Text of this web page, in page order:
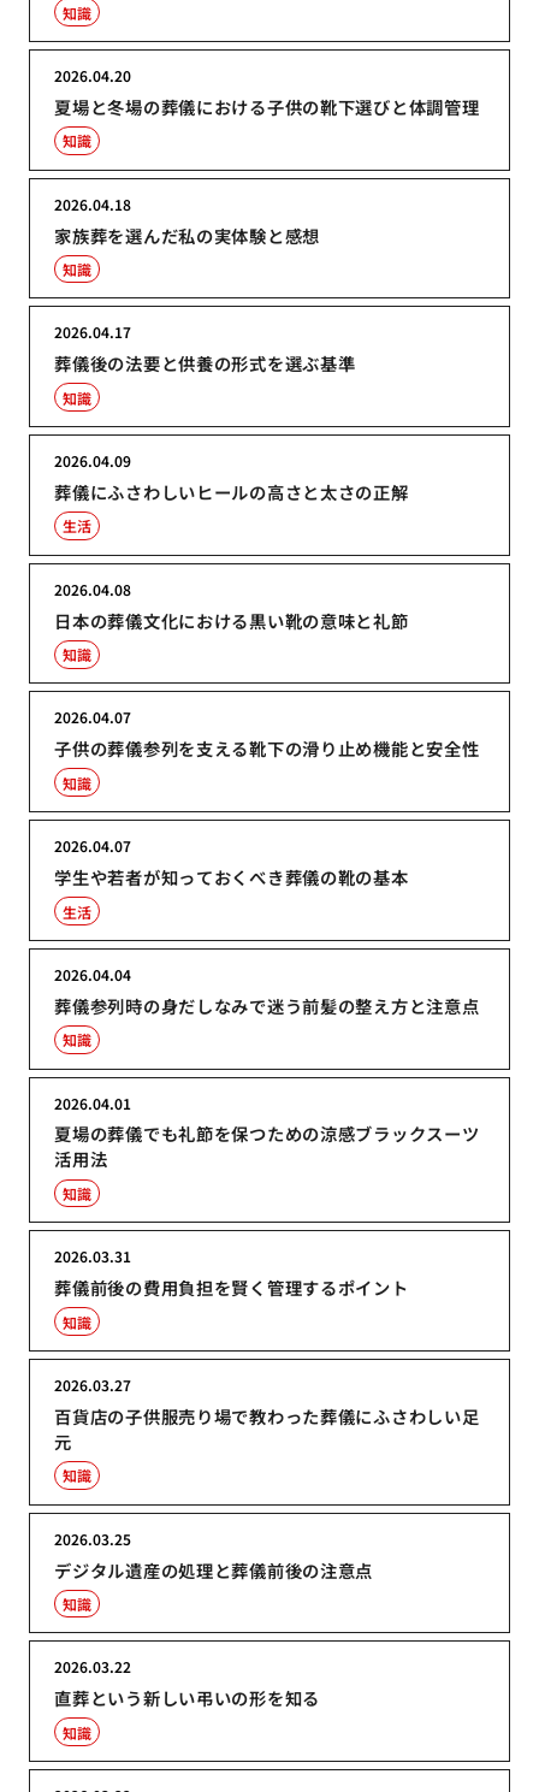
知識
夏場と冬場の葬儀における子供の靴下選びと体調管理
2026.04.20
知識
家族葬を選んだ私の実体験と感想
2026.04.18
知識
葬儀後の法要と供養の形式を選ぶ基準
2026.04.17
知識
葬儀にふさわしいヒールの高さと太さの正解
2026.04.09
生活
日本の葬儀文化における黒い靴の意味と礼節
2026.04.08
知識
子供の葬儀参列を支える靴下の滑り止め機能と安全性
2026.04.07
知識
学生や若者が知っておくべき葬儀の靴の基本
2026.04.07
生活
葬儀参列時の身だしなみで迷う前髪の整え方と注意点
2026.04.04
知識
夏場の葬儀でも礼節を保つための涼感ブラックスーツ
活用法
2026.04.01
知識
葬儀前後の費用負担を賢く管理するポイント
2026.03.31
知識
百貨店の子供服売り場で教わった葬儀にふさわしい足
元
2026.03.27
知識
デジタル遺産の処理と葬儀前後の注意点
2026.03.25
知識
直葬という新しい弔いの形を知る
2026.03.22
知識